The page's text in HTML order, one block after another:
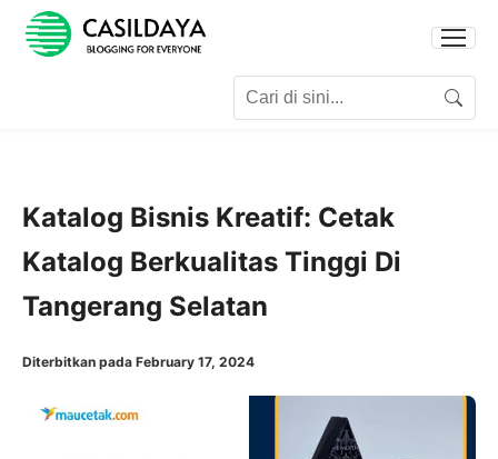
Search
Katalog Bisnis Kreatif: Cetak
Katalog Berkualitas Tinggi Di
Tangerang Selatan
Diterbitkan pada February 17, 2024